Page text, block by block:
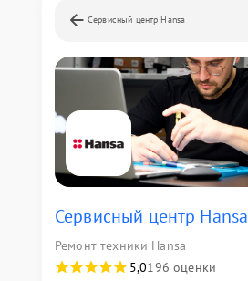
Сервисный центр Hansa
Сервисный центр Hansa
Ремонт техники Hansa
5,0196 оценки